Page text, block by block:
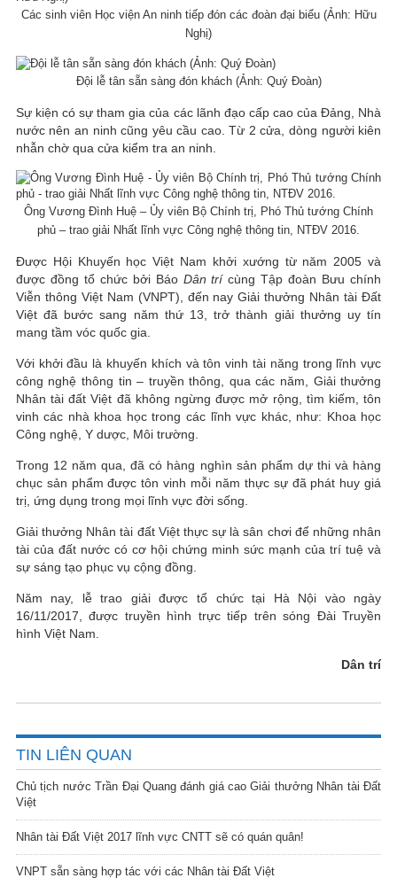
Các sinh viên Học viện An ninh tiếp đón các đoàn đại biểu (Ảnh: Hữu
Nghị)
Đội lễ tân sẵn sàng đón khách (Ảnh: Quý Đoàn)
Sự kiện có sự tham gia của các lãnh đạo cấp cao của Đảng, Nhà
nước nên an ninh cũng yêu cầu cao. Từ 2 cửa, dòng người kiên
nhẫn chờ qua cửa kiểm tra an ninh.
Ông Vương Đình Huệ – Ủy viên Bộ Chính trị, Phó Thủ tướng Chính
phủ – trao giải Nhất lĩnh vực Công nghệ thông tin, NTĐV 2016.
Được Hội Khuyến học Việt Nam khởi xướng từ năm 2005 và
được đồng tổ chức bởi Báo Dân trícùng Tập đoàn Bưu chính
Viễn thông Việt Nam (VNPT), đến nay Giải thưởng Nhân tài Đất
Việt đã bước sang năm thứ 13, trở thành giải thưởng uy tín
mang tầm vóc quốc gia.
Với khởi đầu là khuyến khích và tôn vinh tài năng trong lĩnh vực
công nghệ thông tin – truyền thông, qua các năm, Giải thưởng
Nhân tài đất Việt đã không ngừng được mở rộng, tìm kiếm, tôn
vinh các nhà khoa học trong các lĩnh vực khác, như: Khoa học
Công nghệ, Y dược, Môi trường.
Trong 12 năm qua, đã có hàng nghìn sản phẩm dự thi và hàng
chục sản phẩm được tôn vinh mỗi năm thực sự đã phát huy giá
trị, ứng dụng trong mọi lĩnh vực đời sống.
Giải thưởng Nhân tài đất Việt thực sự là sân chơi để những nhân
tài của đất nước có cơ hội chứng minh sức mạnh của trí tuệ và
sự sáng tạo phục vụ cộng đồng.
Năm nay, lễ trao giải được tổ chức tại Hà Nội vào ngày
16/11/2017, được truyền hình trực tiếp trên sóng Đài Truyền
hình Việt Nam.
Dân trí
TIN LIÊN QUAN
Chủ tịch nước Trần Đại Quang đánh giá cao Giải thưởng Nhân tài Đất
Việt
Nhân tài Đất Việt 2017 lĩnh vực CNTT sẽ có quán quân!
VNPT sẵn sàng hợp tác với các Nhân tài Đất Việt